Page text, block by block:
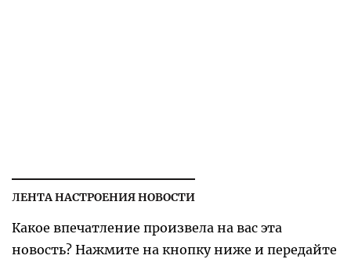
ЛЕНТА НАСТРОЕНИЯ НОВОСТИ
Какое впечатление произвела на вас эта
новость? Нажмите на кнопку ниже и передайте